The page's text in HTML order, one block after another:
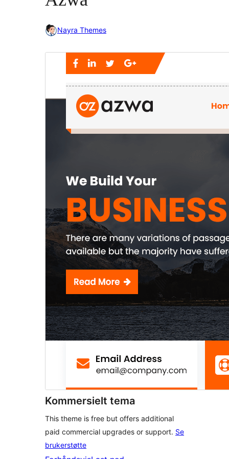
Nayra Themes
Kommersielt tema
This theme is free but offers additional
paid commercial upgrades or support. Se
brukerstøtte